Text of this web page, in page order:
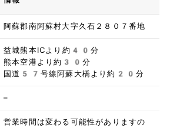
阿蘇郡南阿蘇村大字久石２８０７番地
益城熊本ICより約40分
熊本空港より約30分
国道57号線阿蘇大橋より約20分
–
営業時間は変わる可能性がありますの